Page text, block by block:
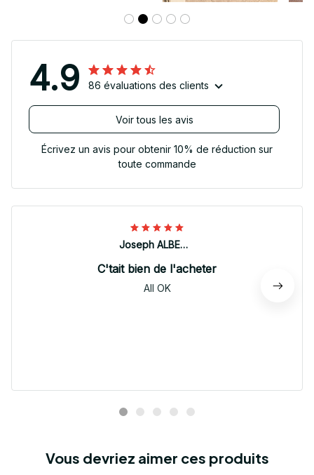
4.9 86 évaluations des clients
Voir tous les avis
Écrivez un avis pour obtenir 10% de réduction sur
toute commande
Joseph ALBERTINI
C'tait bien de l'acheter
All OK
Vous devriez aimer ces produits